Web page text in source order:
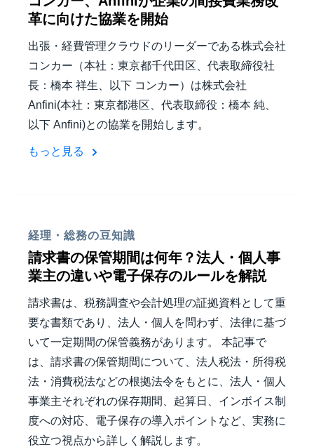
革に向けた協業を開始
出張・経費管理クラウドのリーダーである株式会社
コンカー（本社：東京都千代田区、代表取締役社
長：橋本 祥生、以下 コンカー）は株式会社
Anfini(本社：東京都港区、代表取締役：橋本 純、
以下 Anfini)との協業を開始します。
もっと見る
経理・総務の豆知識
請求書の保管期間は何年？法人・個人事
業主の違いや電子保存のルールを解説
請求書は、税務調査や会計処理の証拠資料として重
要な書類であり、法人・個人を問わず、法律に基づ
いて一定期間の保管義務があります。 本記事で
は、請求書の保管期間について、法人税法・所得税
法・消費税法などの根拠法令をもとに、法人・個人
事業主それぞれの保存期間、起算日、インボイス制
度への対応、電子保存の導入ポイントなど、実務に
役立つ視点から詳しく解説します。